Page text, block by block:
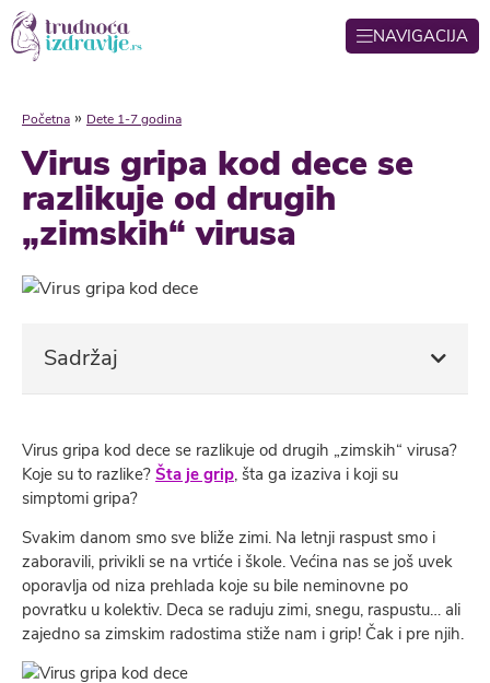
NAVIGACIJA
Početna » Dete 1-7 godina
Virus gripa kod dece se
razlikuje od drugih
„zimskih“ virusa
Sadržaj
Virus gripa kod dece se razlikuje od drugih „zimskih“ virusa?
Koje su to razlike? Šta je grip, šta ga izaziva i koji su
simptomi gripa?
Svakim danom smo sve bliže zimi. Na letnji raspust smo i
zaboravili, privikli se na vrtiće i škole. Većina nas se još uvek
oporavlja od niza prehlada koje su bile neminovne po
povratku u kolektiv. Deca se raduju zimi, snegu, raspustu… ali
zajedno sa zimskim radostima stiže nam i grip! Čak i pre njih.